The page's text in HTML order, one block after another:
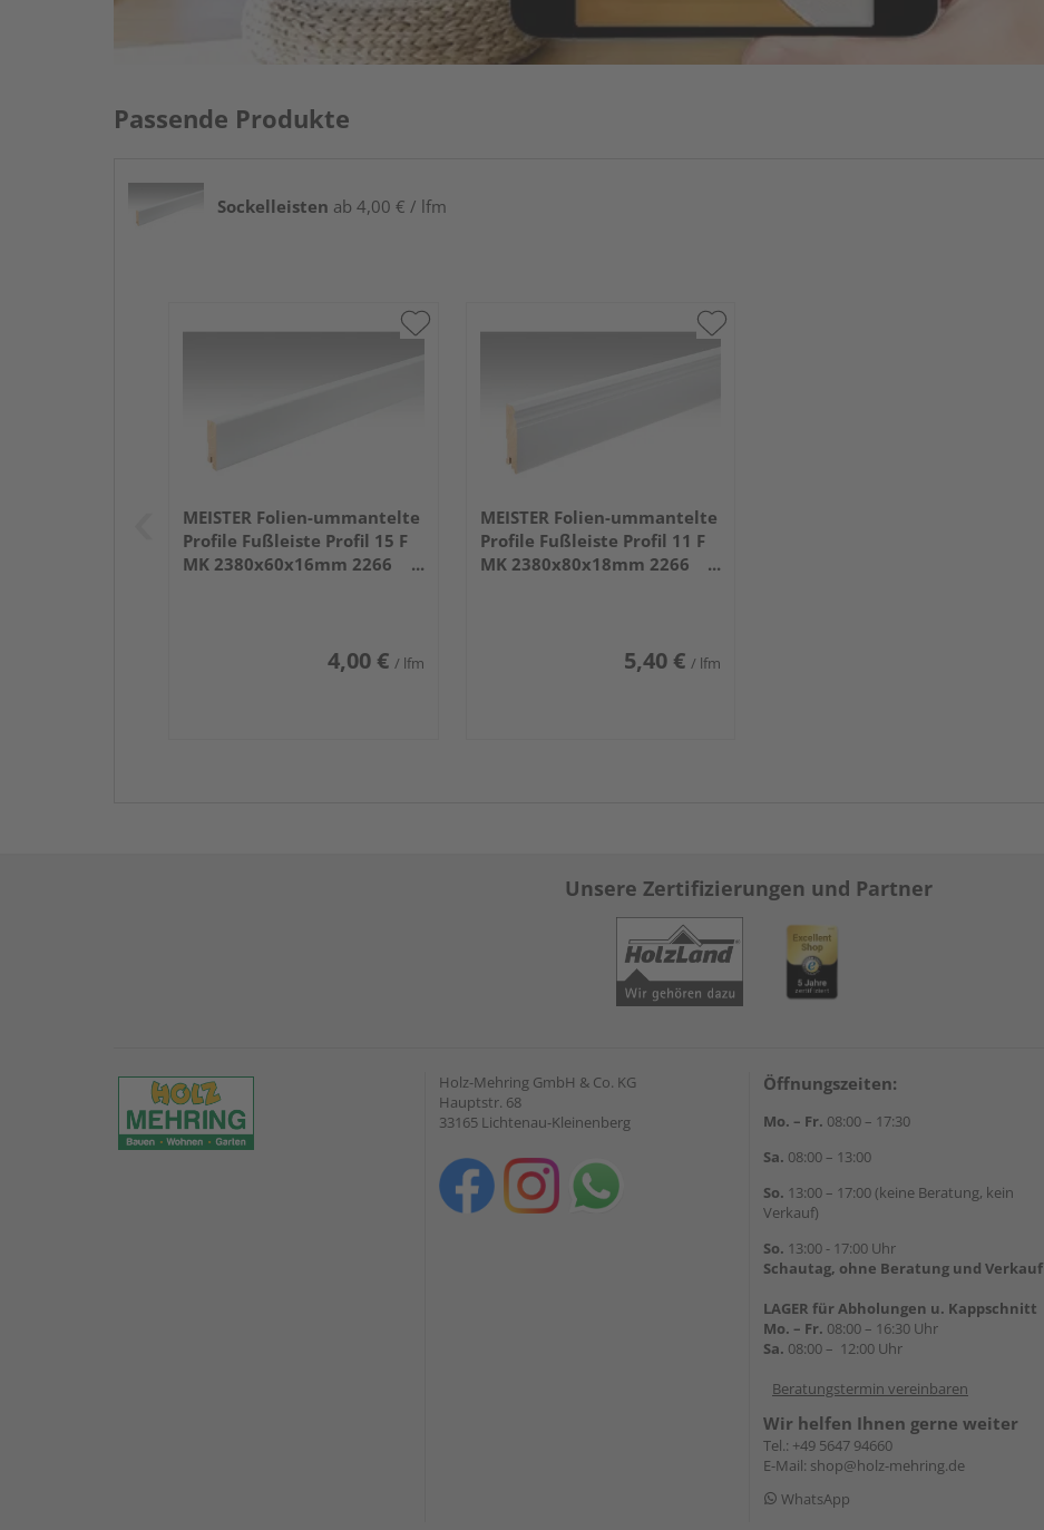
Passende Produkte
Sockelleisten ab 4,00 € / lfm
MEISTER Folien-ummantelte
Profile Fußleiste Profil 15 F
MK 2380x60x16mm 2266
4,00 € / lfm
MEISTER Folien-ummantelte
Profile Fußleiste Profil 11 F
MK 2380x80x18mm 2266
5,40 € / lfm
Unsere Zertifizierungen und Partner
Holz-Mehring GmbH & Co. KG
Hauptstr. 68
33165 Lichtenau-Kleinenberg
Öffnungszeiten:
Mo. – Fr. 08:00 – 17:30
Sa. 08:00 – 13:00
So. 13:00 – 17:00 (keine Beratung, kein
Verkauf)
So. 13:00 - 17:00 Uhr
Schautag, ohne Beratung und Verkauf
LAGER für Abholungen u. Kappschnitt
Mo. – Fr. 08:00 – 16:30 Uhr
Sa. 08:00 – 12:00 Uhr
Beratungstermin vereinbaren
Wir helfen Ihnen gerne weiter
Tel.: +49 5647 94660
E-Mail: shop@holz-mehring.de
WhatsApp